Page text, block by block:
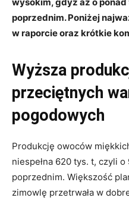
wysokim, gdyż aż o
poprzednim. Poniżej
w raporcie oraz krótkie
Wyższa
przeciętnych
pogodowych
Produkcję owoców
niespełna 620 tys. t, czyli
poprzednim. Większość
zimowlę przetrwała w